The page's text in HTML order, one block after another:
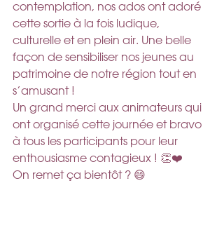
contemplation, nos ados ont adoré
cette sortie à la fois ludique,
culturelle et en plein air. Une belle
façon de sensibiliser nos jeunes au
patrimoine de notre région tout en
s’amusant !
Un grand merci aux animateurs qui
ont organisé cette journée et bravo
à tous les participants pour leur
enthousiasme contagieux ! 👏❤️
On remet ça bientôt ? 😄